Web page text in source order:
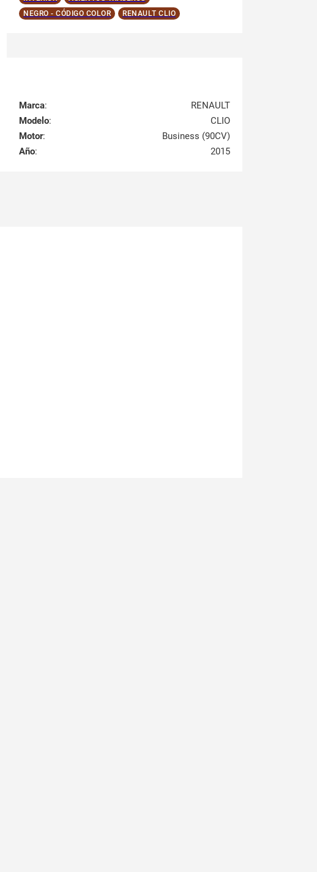
NEGRO - CÓDIGO COLOR
RENAULT CLIO
Marca:
RENAULT
Modelo:
CLIO
Motor:
Business (90CV)
Año: 2015